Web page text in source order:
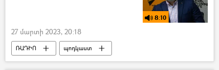
8:10
27 մարտի 2023, 20:18
ՌԱԴԻՈ
պոդկաստ
Արմեն Աշոտյան
Հայաստան